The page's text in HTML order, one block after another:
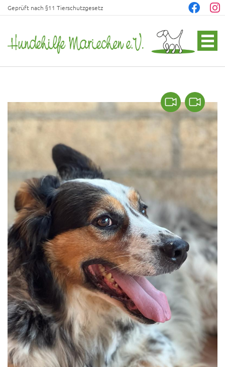
Geprüft nach §11 Tierschutzgesetz